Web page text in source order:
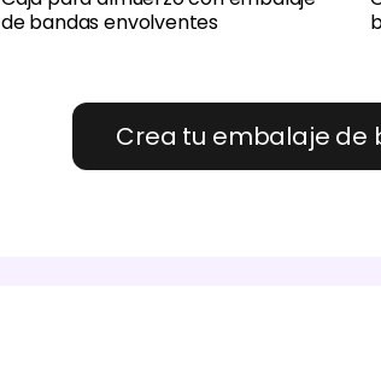
de bandas envolventes
Crea tu embalaje de